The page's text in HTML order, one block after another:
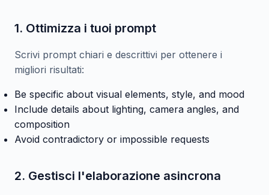
1. Ottimizza i tuoi prompt
Scrivi prompt chiari e descrittivi per ottenere i
migliori risultati:
Be specific about visual elements, style, and mood
Include details about lighting, camera angles, and
composition
Avoid contradictory or impossible requests
2. Gestisci l'elaborazione asincrona